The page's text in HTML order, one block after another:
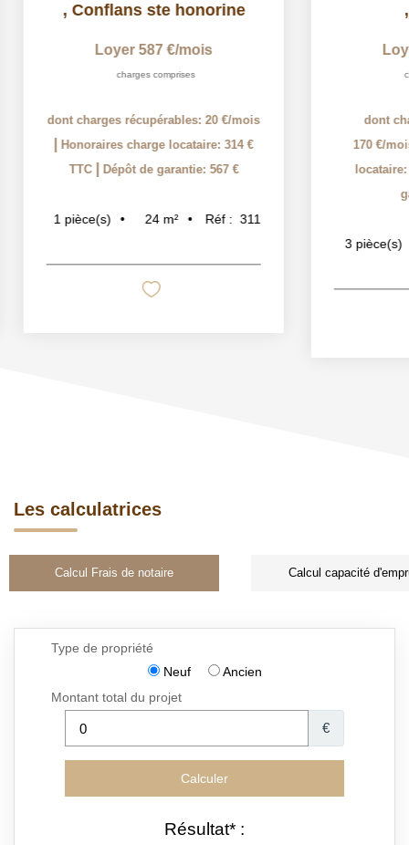
Conflans ste honorine
Loyer 587 €/mois
charges comprises
dont charges récupérables: 20 €/mois
Honoraires charge locataire: 314 €
TTC| Dépôt de garantie: 567 €
1pièce(s) 24m² Réf : 311
dont
170 €/mois
locataire:
3pièce(s)
Les calculatrices
Calcul Frais de notaire Calcul capacité